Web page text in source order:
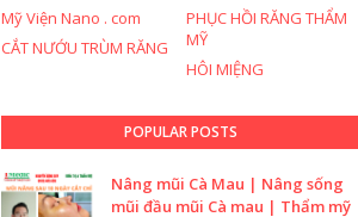
Mỹ Viện Nano . com
PHỤC HỒI RĂNG THẨM
MỸ
CẮT NƯỚU TRÙM RĂNG
HÔI MIỆNG
POPULAR POSTS
Nâng mũi Cà Mau | Nâng sống
mũi đầu mũi Cà mau | Thẩm mỹ